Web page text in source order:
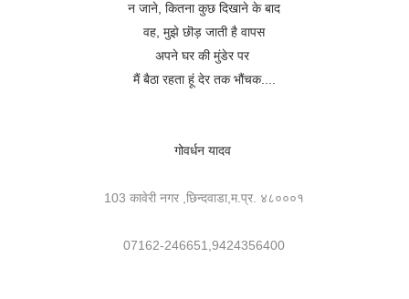
न जाने, कितना कुछ दिखाने के बाद
वह, मुझे छॊड़ जाती है वापस
अपने घर की मुंडेर पर
मैं बैठा रहता हूं देर तक भौंचक....
गोवर्धन यादव
103 कावेरी नगर ,छिन्दवाडा,म.प्र. ४८०००१
07162-246651,9424356400